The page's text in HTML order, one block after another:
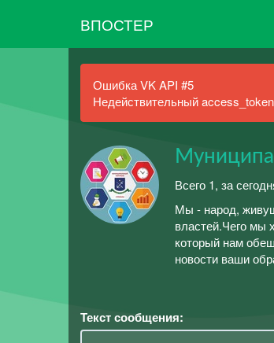
ВПОСТЕР
Ошибка VK API #5
Недействительный
Всего 1, за
Мы - народ,
властей.Чего
который нам
новости ваши
Текст сообщения: